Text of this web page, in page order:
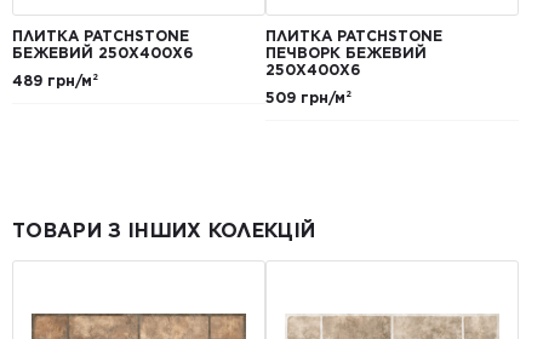
ПЛИТКА PATCHSTONE
БЕЖЕВИЙ 250X400Х6
489 грн/м²
ПЛИТКА PATCHSTONE
ПЕЧВОРК БЕЖЕВИЙ
250X400Х6
509 грн/м²
ТОВАРИ З ІНШИХ КОЛЕКЦІЙ